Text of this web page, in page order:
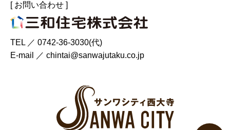
[ お問い合わせ ]
TEL ／ 0742-36-3030(代)
E-mail ／ chintai@sanwajutaku.co.jp